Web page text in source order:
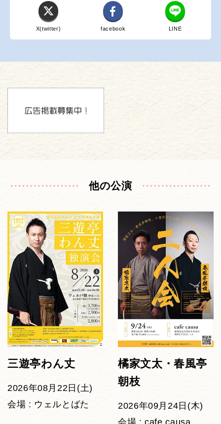
X(twitter) facebook LINE
他の公演
三遊亭わん丈
2026年08月22日(土)
会場 : ウェルとばた
橘家文太・春風亭
朝枝
2026年09月24日(木)